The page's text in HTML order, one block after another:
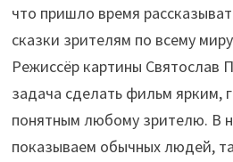
что пришло время
сказки зрителям по всему
Режиссёр картины Святослав
задача сделать фильм ярким,
понятным любому зрителю. В
показываем обычных людей,